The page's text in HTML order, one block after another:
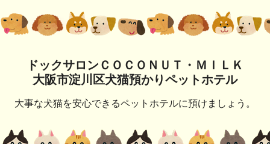
ドックサロンＣＯＣＯＮＵＴ・ＭＩＬＫ
大阪市淀川区犬猫預かりペットホテル
大事な犬猫を安心できるペットホテルに預けましょう。